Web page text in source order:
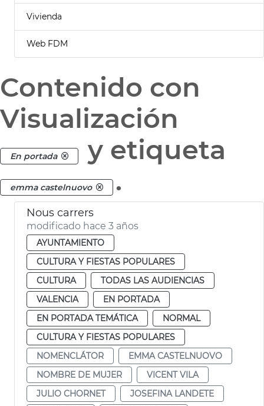
Vivienda
Web FDM
Contenido con
Visualización
En portada y etiqueta
emma castelnuovo .
Nous carrers
modificado hace 3 años
AYUNTAMIENTO
CULTURA Y FIESTAS POPULARES
CULTURA
TODAS LAS AUDIENCIAS
VALENCIA
EN PORTADA
EN PORTADA TEMÁTICA
NORMAL
CULTURA Y FIESTAS POPULARES
NOMENCLÁTOR
EMMA CASTELNUOVO
NOMBRE DE MUJER
VICENT VILA
JULIO CHORNET
JOSEFINA LANDETE